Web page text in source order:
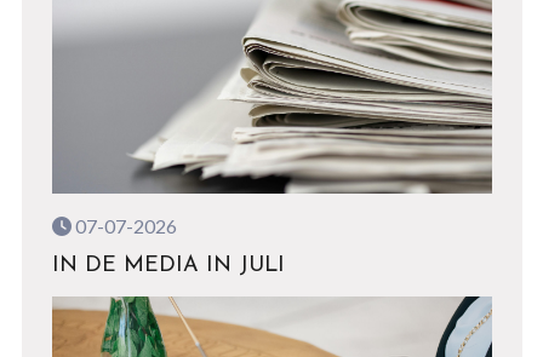
07-07-2026
IN DE MEDIA IN JULI